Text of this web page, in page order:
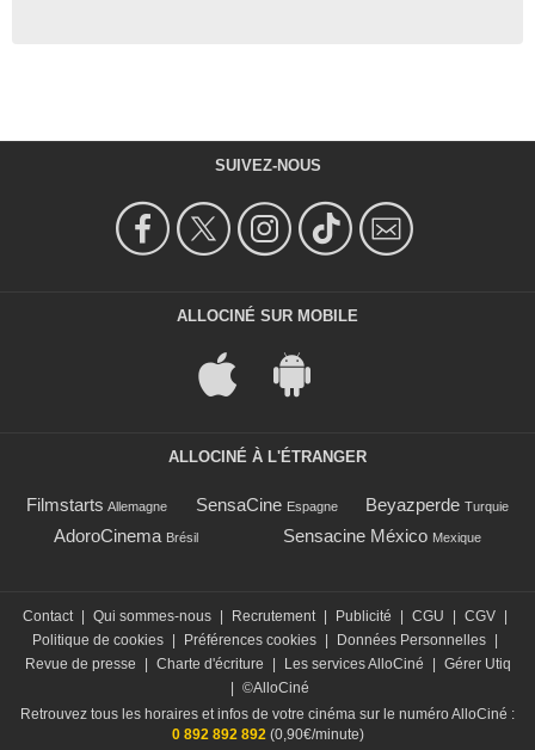
SUIVEZ-NOUS
ALLOCINÉ SUR MOBILE
ALLOCINÉ À L'ÉTRANGER
Filmstarts Allemagne SensaCine Espagne Beyazperde Turquie
AdoroCinema Brésil Sensacine México Mexique
Contact | Qui sommes-nous | Recrutement | Publicité | CGU | CGV |
Politique de cookies | Préférences cookies | Données Personnelles |
Revue de presse
| Charte d'écriture | Les services AlloCiné | Gérer Utiq
| ©AlloCiné
Retrouvez tous les horaires et infos de votre cinéma sur le numéro AlloCiné :
0 892 892 892 (0,90€/minute)